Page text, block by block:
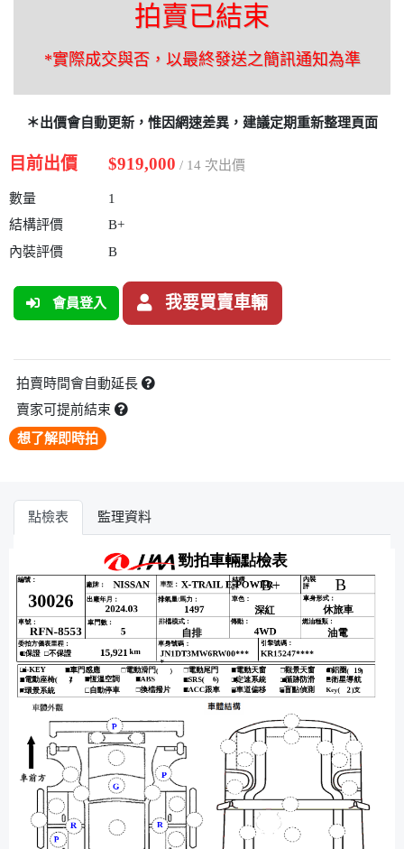
拍賣已結束
*實際成交與否，以最終發送之簡訊通知為準
＊出價會自動更新，惟因網速差異，建議定期重新整理頁面
目前出價 $919,000 / 14 次出價
數量
1
結構評價
B+
內裝評價
B
會員登入 我要買賣車輛
拍賣時間會自動延長
賣家可提前結束
想了解即時拍
點檢表 監理資料